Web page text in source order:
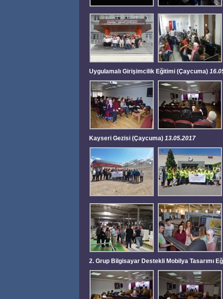
Uygulamalı Girişimcilik Eğitimi (Çaycuma)
Kayseri Gezisi (Çaycuma) 13.05.2017
2. Grup Bilgisayar Destekli Mobilya Tasarımı